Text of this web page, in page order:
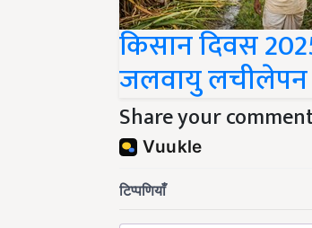
किसान दिवस
जलवायु लचीलेपन
Share your